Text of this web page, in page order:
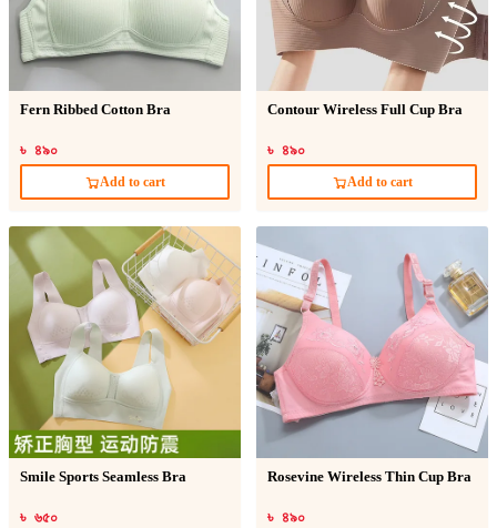
Fern Ribbed Cotton Bra
৳ ৪৯০
Add to cart
Contour Wireless Full Cup Bra
৳ ৪৯০
Add to cart
Smile Sports Seamless Bra
৳ ৬৫০
Rosevine Wireless Thin Cup Bra
৳ ৪৯০